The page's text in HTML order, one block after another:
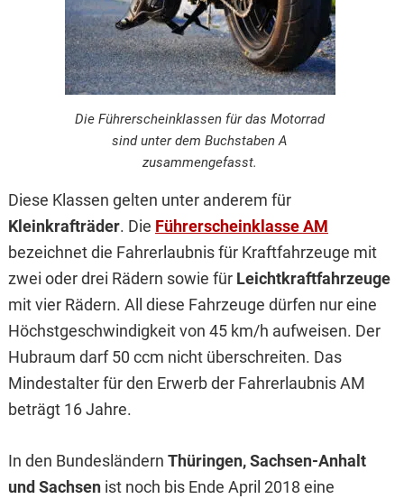
Die Führerscheinklassen für das Motorrad
sind unter dem Buchstaben A
zusammengefasst.
Diese Klassen gelten unter anderem für
Kleinkrafträder. Die Führerscheinklasse AM
bezeichnet die Fahrerlaubnis für Kraftfahrzeuge mit
zwei oder drei Rädern sowie für Leichtkraftfahrzeuge
mit vier Rädern. All diese Fahrzeuge dürfen nur eine
Höchstgeschwindigkeit von 45 km/h aufweisen. Der
Hubraum darf 50 ccm nicht überschreiten. Das
Mindestalter für den Erwerb der Fahrerlaubnis AM
beträgt 16 Jahre.
In den Bundesländern Thüringen, Sachsen-Anhalt
und Sachsenist noch bis Ende April 2018 eine